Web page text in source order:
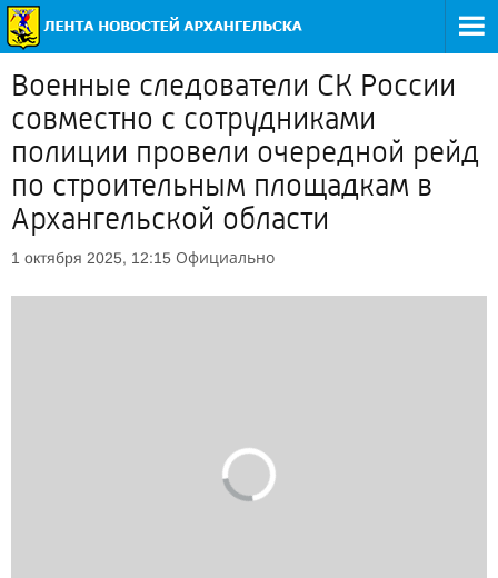
Военные следователи СК России
совместно с сотрудниками
полиции провели очередной рейд
по строительным площадкам в
Архангельской области
1 октября 2025, 12:15 Официально